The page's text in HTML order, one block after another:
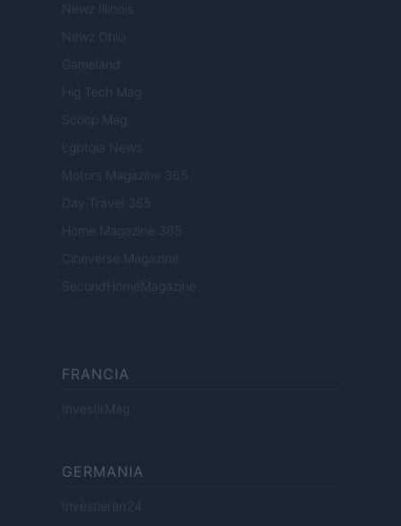
Newz Illinois
Newz Ohio
Gameland
Hig Tech Mag
Scoop Mag
Lgbtqia News
Motors Magazine 365
Day Travel 365
Home Magazine 365
Cineverse Magazine
SecondHomeMagazine
FRANCIA
InvestirMag
GERMANIA
Investieren24